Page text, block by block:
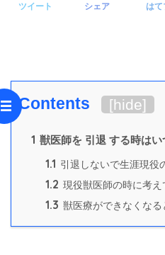
ツイート シェア はて
Contents [hide]
1 獣医師を 引退 する時はい
1.1 引退しないで生涯現役
1.2 現役獣医師の時に考え
1.3 獣医療ができなくな